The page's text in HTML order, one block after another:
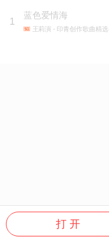
1
蓝色爱情海
王莉演 - 印青创作歌曲精选
打 开